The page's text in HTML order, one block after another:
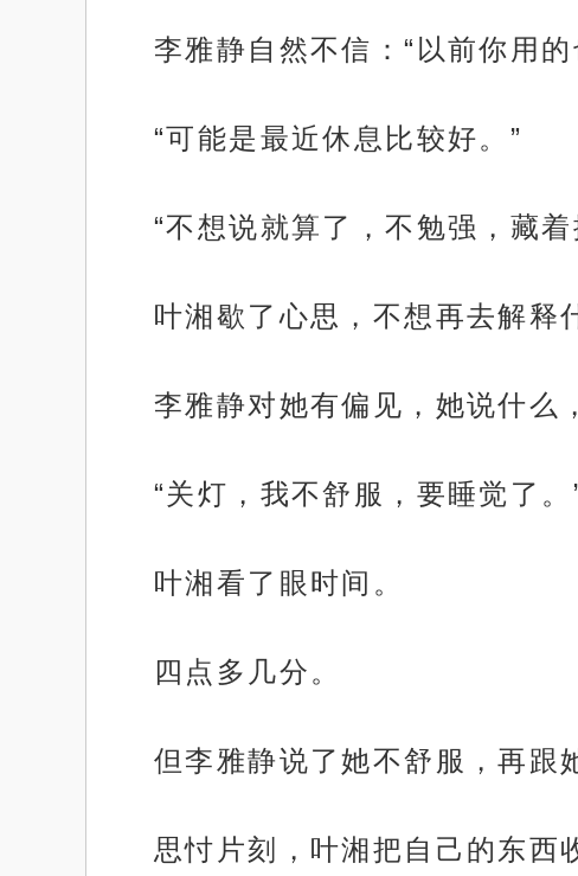
李雅静自然不信：“以前你用
“可能是最近休息比较好。”
“不想说就算了，不勉强，藏
叶湘歇了心思，不想再去解释
李雅静对她有偏见，她说什么
“关灯，我不舒服，要睡觉了
叶湘看了眼时间。
四点多几分。
但李雅静说了她不舒服，再跟
思忖片刻，叶湘把自己的东西